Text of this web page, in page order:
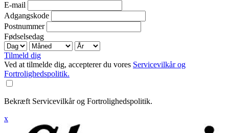
E-mail
Adgangskode
Postnummer
Fødselsedag
Tilmeld dig
Ved at tilmelde dig, accepterer du vores Servicevilkår og
Fortrolighedspolitik.
Bekræft Servicevilkår og Fortrolighedspolitik.
x